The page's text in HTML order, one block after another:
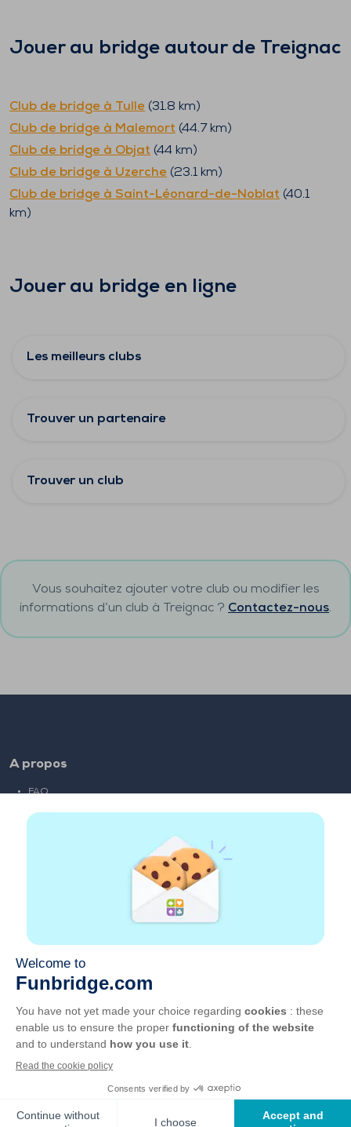
Jouer au bridge autour de Treignac
Club de bridge à Tulle (31.8 km)
Club de bridge à Malemort (44.7 km)
Club de bridge à Objat (44 km)
Club de bridge à Uzerche (23.1 km)
Club de bridge à Saint-Léonard-de-Noblat (40.1
km)
Jouer au bridge en ligne
Les meilleurs clubs
Trouver un partenaire
Trouver un club
Vous souhaitez ajouter votre club ou modifier les
informations d’un club à
Treignac ? Contactez-nous.
A propos
FAQ
Liens partenaires
CGU
Vie privée
Gérer les cookies
©2026, GOTO Games